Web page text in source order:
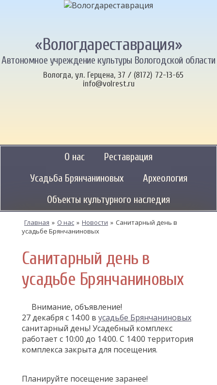
«Вологдареставрация»
Автономное учреждение культуры Вологодской области
Вологда, ул. Герцена, 37 / (8172) 72-13-65
info@volrest.ru
О нас
Реставрация
Усадьба Брянчаниновых
Археология
Объекты культурного наследия
Главная » О нас » Новости » Санитарный день в
усадьбе Брянчаниновых
Санитарный день в
усадьбе Брянчаниновых
Внимание, объявление!
27 декабря с 14:00 в усадьбе Брянчаниновых
санитарный день! Усадебный комплекс
работает с 10:00 до 14:00. С 14:00 территория
комплекса закрыта для посещения.
Планируйте посещение заранее!